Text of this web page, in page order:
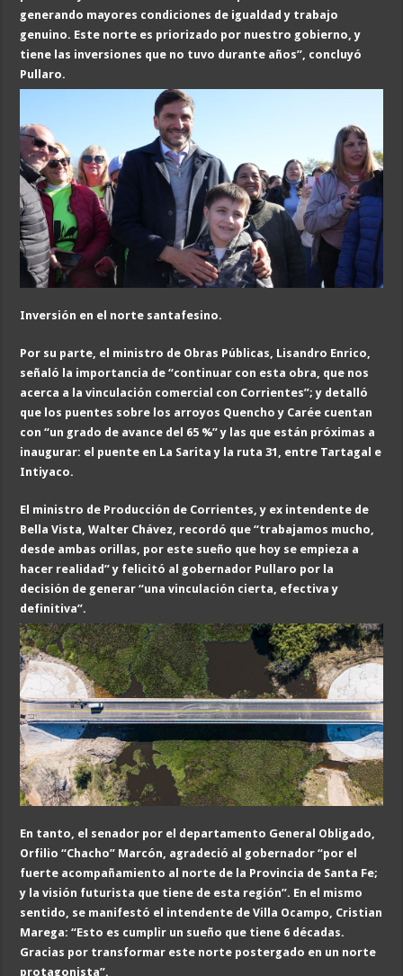
generando mayores condiciones de igualdad y trabajo
genuino. Este norte es priorizado por nuestro gobierno, y
tiene las inversiones que no tuvo durante años”, concluyó
Pullaro.
Inversión en el norte santafesino.
Por su parte, el ministro de Obras Públicas, Lisandro Enrico,
señaló la importancia de “continuar con esta obra, que nos
acerca a la vinculación comercial con Corrientes”; y detalló
que los puentes sobre los arroyos Quencho y Carée cuentan
con “un grado de avance del 65 %” y las que están próximas a
inaugurar: el puente en La Sarita y la ruta 31, entre Tartagal e
Intiyaco.
El ministro de Producción de Corrientes, y ex intendente de
Bella Vista, Walter Chávez, recordó que “trabajamos mucho,
desde ambas orillas, por este sueño que hoy se empieza a
hacer realidad” y felicitó al gobernador Pullaro por la
decisión de generar “una vinculación cierta, efectiva y
definitiva”.
En tanto, el senador por el departamento General Obligado,
Orfilio “Chacho” Marcón, agradeció al gobernador “por el
fuerte acompañamiento al norte de la Provincia de Santa Fe;
y la visión futurista que tiene de esta región”. En el mismo
sentido, se manifestó el intendente de Villa Ocampo, Cristian
Marega: “Esto es cumplir un sueño que tiene 6 décadas.
Gracias por transformar este norte postergado en un norte
protagonista”.